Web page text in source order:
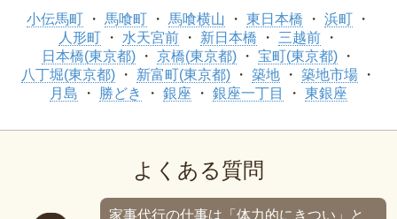
小伝馬町 馬喰町 馬喰横山 東日本橋
浜町
人形町
水天宮前 新日本橋
三越前
日本橋(東京都)
京橋(東京都)
宝町(東京都)
八丁堀(東京都)
新富町(東京都) 築地
築地市場
月島
勝どき 銀座 銀座一丁目 東銀座
よくある質問
家事代行の仕事は「体力的にきつい」と